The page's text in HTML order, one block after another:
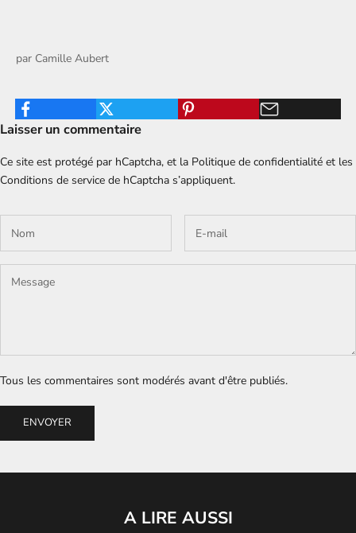
par Camille Aubert
Laisser un commentaire
Ce site est protégé par hCaptcha, et la Politique de confidentialité et les
Conditions de service de hCaptcha s’appliquent.
Tous les commentaires sont modérés avant d'être publiés.
ENVOYER
A LIRE AUSSI